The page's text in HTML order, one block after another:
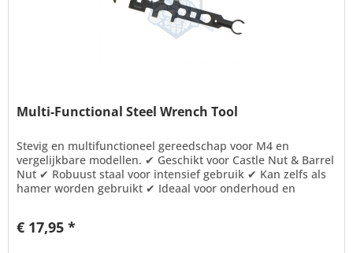
Multi-Functional Steel Wrench Tool
Stevig en multifunctioneel gereedschap voor M4 en
vergelijkbare modellen. ✔ Geschikt voor Castle Nut & Barrel
Nut ✔ Robuust staal voor intensief gebruik ✔ Kan zelfs als
hamer worden gebruikt ✔ Ideaal voor onderhoud en
€ 17,95 *